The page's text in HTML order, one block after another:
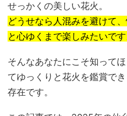
せっかくの美しい花火。
どうせなら人混みを避けて
と心ゆくまで楽しみたいです
そんなあなたにこそ知って
てゆっくりと花火を鑑賞でき
存在です。